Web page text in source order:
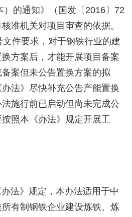
）的通知》（国发〔2016〕72
准机关对项目审查的依据。
件要求，对于钢铁行业的建
方案后，才能开展项目备案
案但未公告置换方案的拟
法》尽快补充公告产能置换
施行前已启动但尚未完成公
照本《办法》规定开展工
法》规定，本办法适用于中
有制钢铁企业建设炼铁、炼